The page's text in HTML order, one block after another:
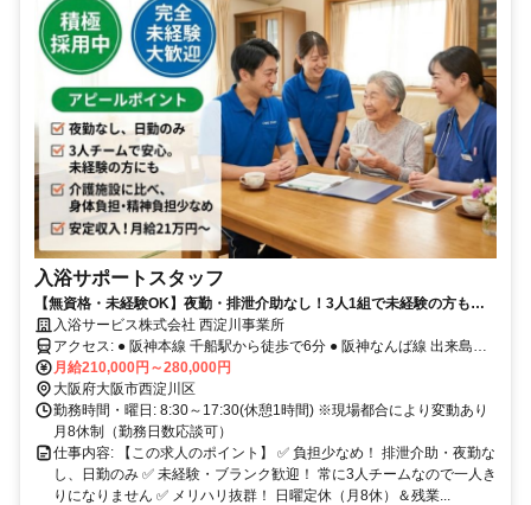
入浴サポートスタッフ
【無資格・未経験OK】夜勤・排泄介助なし！3人1組で未経験の方も安
心！入浴サービス株式会社 西淀川事業所
アクセス: ● 阪神本線 千船駅から徒歩で6分 ● 阪神なんば線 出来島駅
から徒歩で12分 ● 阪神なんば線 福駅から徒歩で18分
月給210,000円～280,000円
大阪府大阪市西淀川区
勤務時間・曜日: 8:30～17:30(休憩1時間) ※現場都合により変動あり
月8休制（勤務日数応談可）
仕事内容: 【この求人のポイント】 ✅ 負担少なめ！ 排泄介助・夜勤な
し、日勤のみ ✅ 未経験・ブランク歓迎！ 常に3人チームなので一人き
りになりません ✅ メリハリ抜群！ 日曜定休（月8休）＆残業...